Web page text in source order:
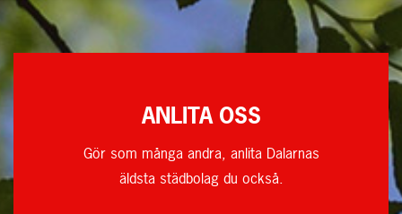
ANLITA OSS
Gör som många andra, anlita Dalarnas
äldsta städbolag du också.